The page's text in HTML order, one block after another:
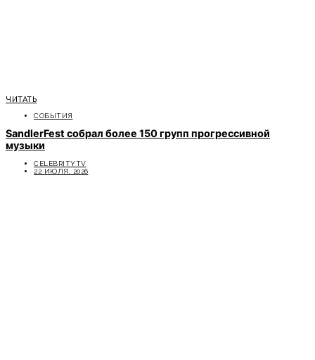
ЧИТАТЬ
СОБЫТИЯ
SandlerFest собрал более 150 групп прогрессивной
музыки
CELEBRITYTV
22 ИЮЛЯ, 2026